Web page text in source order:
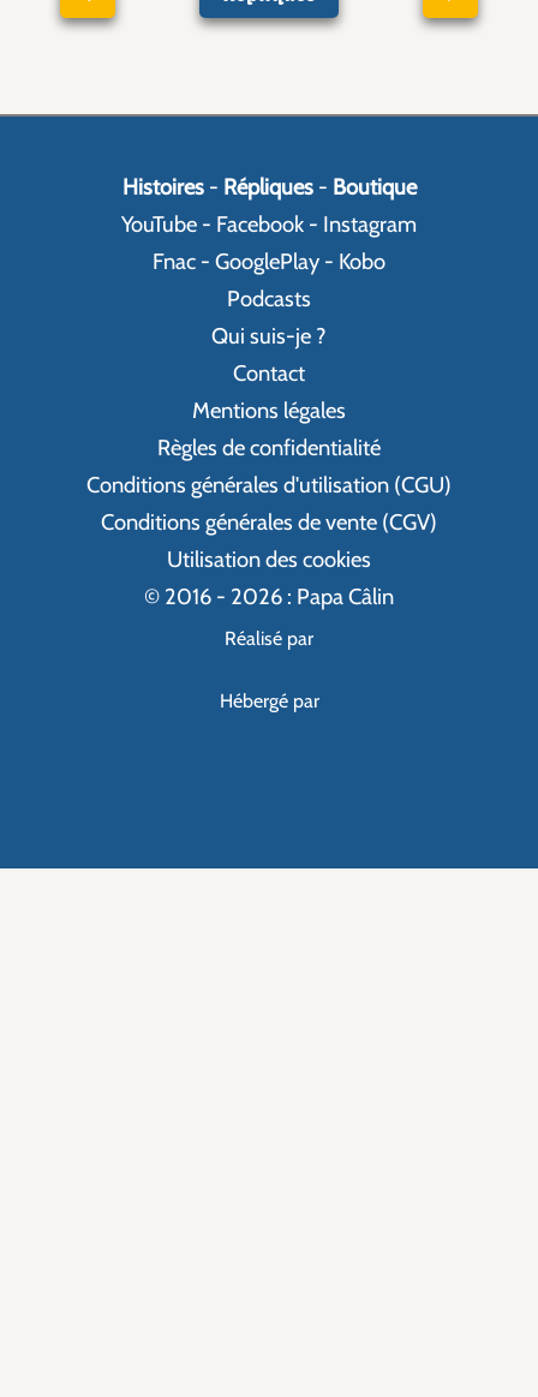
Histoires- Répliques- Boutique
YouTube - Facebook - Instagram
Fnac - GooglePlay - Kobo
Podcasts
Qui suis-je ?
Contact
Mentions légales
Règles de confidentialité
Conditions générales d'utilisation (CGU)
Conditions générales de vente (CGV)
Utilisation des cookies
© 2016 - 2026 : Papa Câlin
Réalisé par
Hébergé par